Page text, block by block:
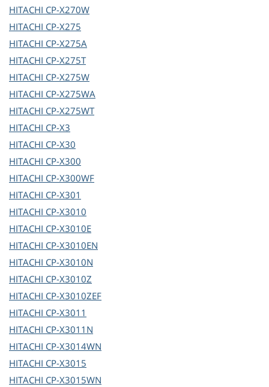
HITACHI CP-X270W
HITACHI CP-X275
HITACHI CP-X275A
HITACHI CP-X275T
HITACHI CP-X275W
HITACHI CP-X275WA
HITACHI CP-X275WT
HITACHI CP-X3
HITACHI CP-X30
HITACHI CP-X300
HITACHI CP-X300WF
HITACHI CP-X301
HITACHI CP-X3010
HITACHI CP-X3010E
HITACHI CP-X3010EN
HITACHI CP-X3010N
HITACHI CP-X3010Z
HITACHI CP-X3010ZEF
HITACHI CP-X3011
HITACHI CP-X3011N
HITACHI CP-X3014WN
HITACHI CP-X3015
HITACHI CP-X3015WN